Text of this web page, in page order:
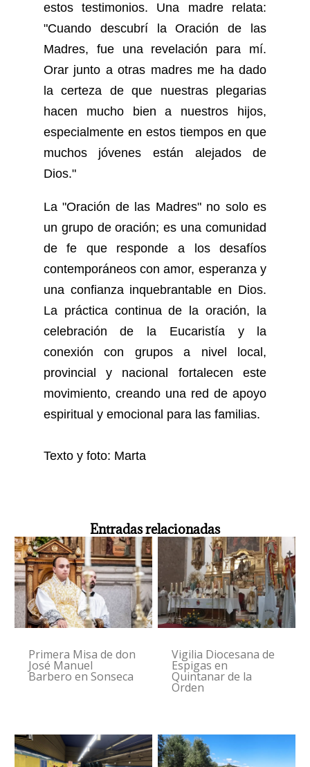
estos testimonios. Una madre relata:
"Cuando descubrí la Oración de las
Madres, fue una revelación para mí.
Orar junto a otras madres me ha dado
la certeza de que nuestras plegarias
hacen mucho bien a nuestros hijos,
especialmente en estos tiempos en que
muchos jóvenes están alejados de
Dios."
La "Oración de las Madres" no solo es
un grupo de oración; es una comunidad
de fe que responde a los desafíos
contemporáneos con amor, esperanza y
una confianza inquebrantable en Dios.
La práctica continua de la oración, la
celebración de la Eucaristía y la
conexión con grupos a nivel local,
provincial y nacional fortalecen este
movimiento, creando una red de apoyo
espiritual y emocional para las familias.
Texto y foto: Marta
Entradas relacionadas
Primera Misa de don
José Manuel
Barbero en Sonseca
Vigilia Diocesana de
Espigas en
Quintanar de la
Orden